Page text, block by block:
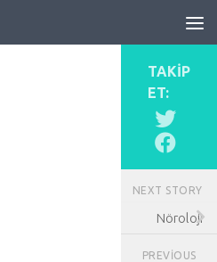
TAKIP
ET:
NEXT STORY
Nöroloji
PREVIOUS